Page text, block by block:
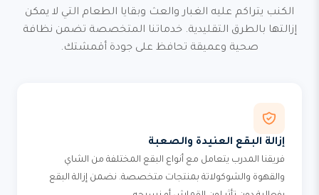
الكنب يتراكم عليه الغبار والعث وبقايا الطعام التي لا يمكن
إزالتها بالطرق التقليدية. خدماتنا المتخصصة تضمن نظافة
صحية وعميقة تحافظ على جودة أقمشتك.
إزالة البقع العنيدة والصعبة
فريقنا المدرب يتعامل مع أنواع البقع المختلفة من الشاي
والقهوة والشوكولاتة بمنتجات متخصصة. نضمن إزالة البقع